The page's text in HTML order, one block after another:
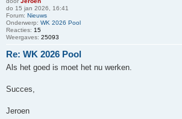
do 15 jan 2026, 16:41
Forum: Nieuws
Onderwerp: WK 2026 Pool
Reacties: 15
Weergaves: 25093
Re: WK 2026 Pool
Als het goed is moet het nu werken.
Succes,
Jeroen